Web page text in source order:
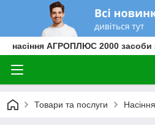
насіння АГРОПЛЮС 2000 засоби
Товари та послуги Насіння